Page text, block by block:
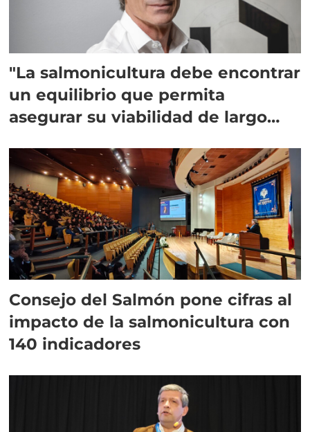
"La salmonicultura debe encontrar
un equilibrio que permita
asegurar su viabilidad de largo
Consejo del Salmón pone cifras al
impacto de la salmonicultura con
140 indicadores